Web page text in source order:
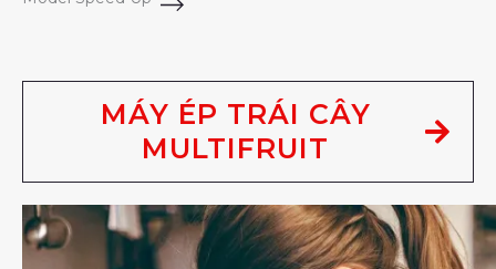
MÁY ÉP TRÁI CÂY
MULTIFRUIT